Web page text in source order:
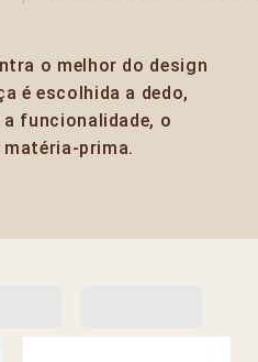
o melhor do design
é escolhida a dedo,
funcionalidade, o
prima.